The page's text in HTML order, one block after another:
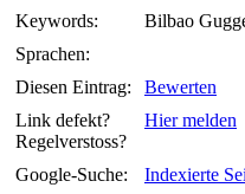
Keywords:
Bilbao
Sprachen:
Diesen Eintrag:
Bewerten
Link defekt?
Regelverstoss?
Hier melden
Google-Suche: Indexierte